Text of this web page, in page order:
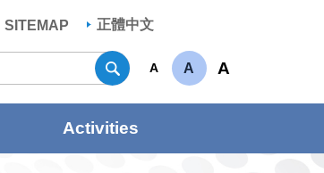
SITEMAP 正體中文
Search
A A A
Activities